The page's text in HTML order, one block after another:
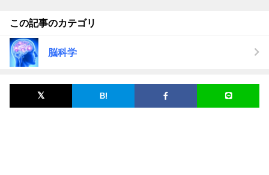
この記事のカテゴリ
脳科学